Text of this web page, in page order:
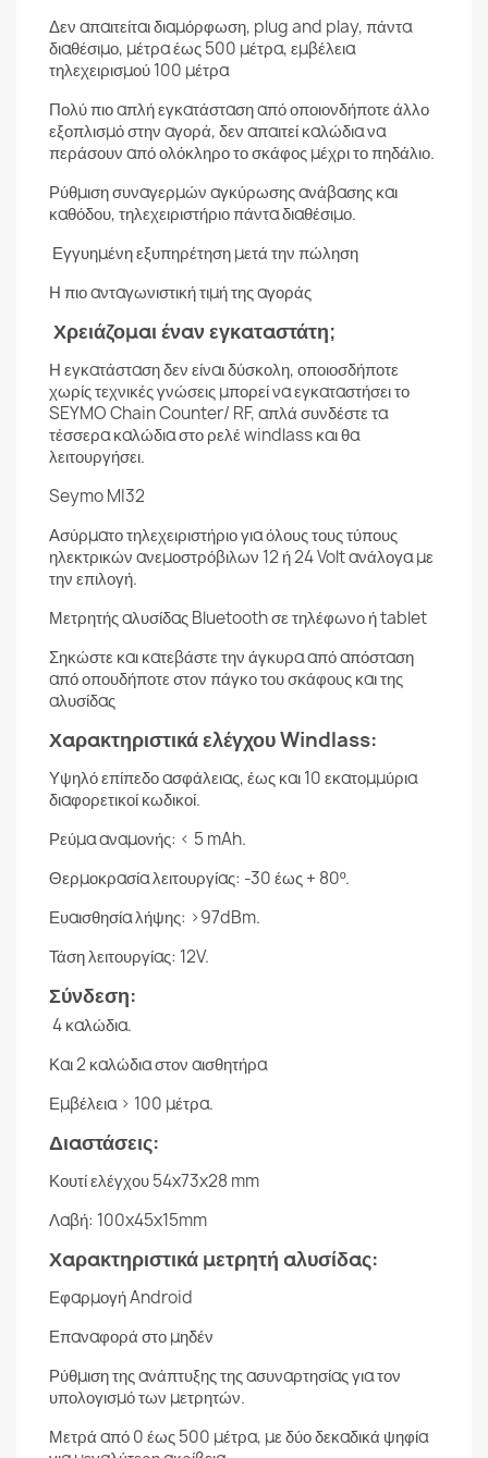
Δεν απαιτείται διαμόρφωση, plug and play, πάντα
διαθέσιμο, μέτρα έως 500 μέτρα, εμβέλεια
τηλεχειρισμού 100 μέτρα
Πολύ πιο απλή εγκατάσταση από οποιονδήποτε άλλο
εξοπλισμό στην αγορά, δεν απαιτεί καλώδια να
περάσουν από ολόκληρο το σκάφος μέχρι το πηδάλιο.
Ρύθμιση συναγερμών αγκύρωσης ανάβασης και
καθόδου, τηλεχειριστήριο πάντα διαθέσιμο.
Εγγυημένη εξυπηρέτηση μετά την πώληση
Η πιο ανταγωνιστική τιμή της αγοράς
Χρειάζομαι έναν εγκαταστάτη;
Η εγκατάσταση δεν είναι δύσκολη, οποιοσδήποτε
χωρίς τεχνικές γνώσεις μπορεί να εγκαταστήσει το
SEYMO Chain Counter/ RF, απλά συνδέστε τα
τέσσερα καλώδια στο ρελέ windlass και θα
λειτουργήσει.
Seymo MI32
Ασύρματο τηλεχειριστήριο για όλους τους τύπους
ηλεκτρικών ανεμοστρόβιλων 12 ή 24 Volt ανάλογα με
την επιλογή.
Μετρητής αλυσίδας Bluetooth σε τηλέφωνο ή tablet
Σηκώστε και κατεβάστε την άγκυρα από απόσταση
από οπουδήποτε στον πάγκο του σκάφους και της
αλυσίδας
Χαρακτηριστικά ελέγχου Windlass:
Υψηλό επίπεδο ασφάλειας, έως και 10 εκατομμύρια
διαφορετικοί κωδικοί.
Ρεύμα αναμονής: < 5 mAh.
Θερμοκρασία λειτουργίας: -30 έως + 80º.
Ευαισθησία λήψης: >97dBm.
Τάση λειτουργίας: 12V.
Σύνδεση:
4 καλώδια.
Και 2 καλώδια στον αισθητήρα
Εμβέλεια > 100 μέτρα.
Διαστάσεις:
Κουτί ελέγχου 54x73x28 mm
Λαβή: 100x45x15mm
Χαρακτηριστικά μετρητή αλυσίδας:
Εφαρμογή Android
Επαναφορά στο μηδέν
Ρύθμιση της ανάπτυξης της ασυναρτησίας για τον
υπολογισμό των μετρητών.
Μετρά από 0 έως 500 μέτρα, με δύο δεκαδικά ψηφία